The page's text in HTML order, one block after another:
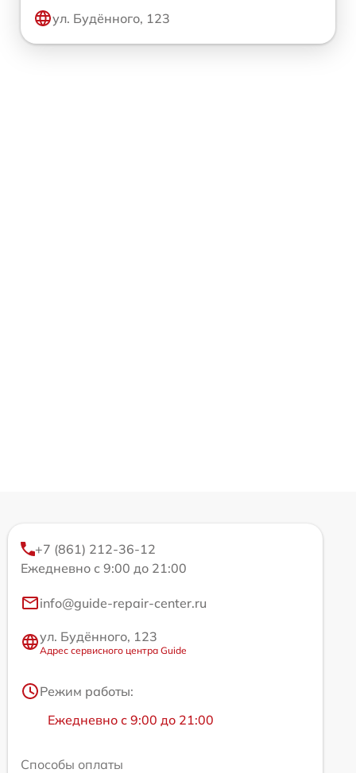
ул. Будённого, 123
+7 (861) 212-36-12
Ежедневно с 9:00 до 21:00
info@guide-repair-center.ru
ул. Будённого, 123
Адрес сервисного центра Guide
Режим работы:
Ежедневно с 9:00 до 21:00
Способы оплаты